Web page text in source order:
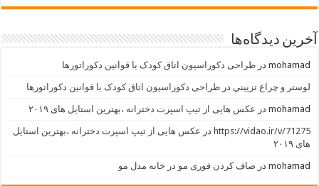
آخرین دیدگاه‌ها
mohamad درطراحی دکوراسیون اتاق کودک با قوانین دکوراتورها
لوستر و چراغ تزييني درطراحی دکوراسیون اتاق کودک با قوانین دکوراتورها
mohamad در عکس هایی از تیپ اسپرت دخترانه ،بهترین استایل های ۲۰۱۹
https://vidao.ir/v/71275 در عکس هایی از تیپ اسپرت دخترانه ،بهترین استایل
های ۲۰۱۹
mohamad در صاف کردن فوری مو در خانه مدل مو